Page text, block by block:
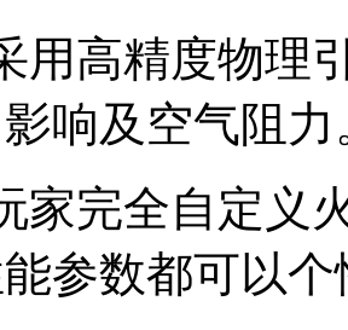
用高精度物理
响及空气阻力
家完全自定义
参数都可以